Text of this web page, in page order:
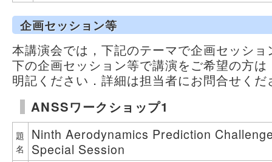
企画セッション等
本講演会では，下記のテーマで企画セッシ
下の企画セッション等で講演をご希望の方
明記ください．詳細は担当者にお問合せくだ
ANSSワークショップ1
題
名
Ninth Aerodynamics Prediction
Special Session